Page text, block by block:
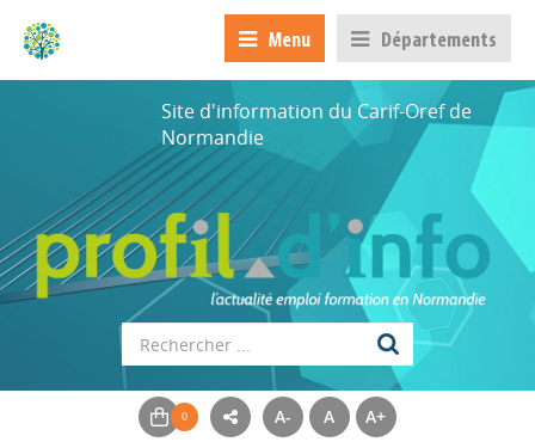
Menu Départements
Site d'information du Carif-Oref de
Normandie
A- A A+